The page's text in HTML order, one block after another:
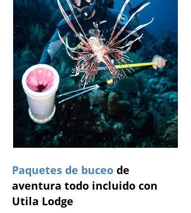
Paquetes de buceo de
aventura todo incluido con
Utila Lodge